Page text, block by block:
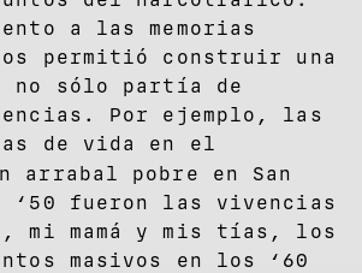
a las memorias
permitió construir una
no sólo partía de
Por ejemplo, las
de vida en el
arrabal pobre en San
‘50 fueron las vivencias
mi mamá y mis tías, los
masivos en los ‘60